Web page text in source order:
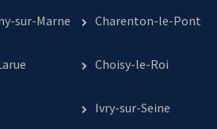
sur-Marne Charenton-le-Pont
Choisy-le-Roi
Ivry-sur-Seine